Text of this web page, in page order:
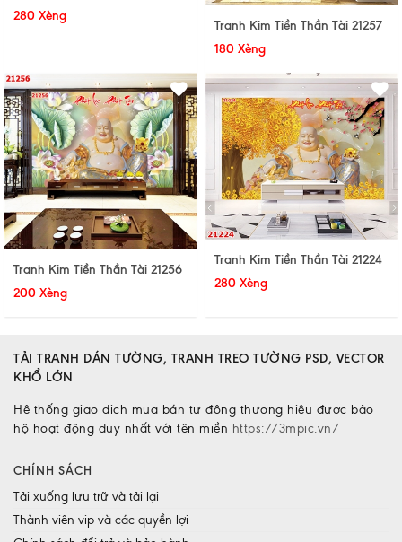
280 Xèng
Tranh Kim Tiền Thần Tài 21257
180 Xèng
Tranh Kim Tiền Thần Tài 21256
200 Xèng
Tranh Kim Tiền Thần Tài 21224
280 Xèng
TẢI TRANH DÁN TƯỜNG, TRANH TREO TƯỜNG PSD, VECTOR
KHỔ LỚN
Hệ thống giao dịch mua bán tự động thương hiệu được bảo
hộ hoạt động duy nhất với tên miền https://3mpic.vn/
CHÍNH SÁCH
Tải xuống lưu trữ và tải lại
Thành viên vip và các quyền lợi